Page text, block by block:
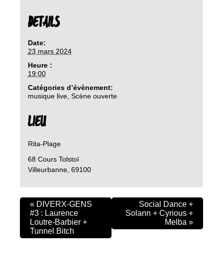
DETAILS
Date:
23 mars 2024
Heure :
19:00
Catégories d’évènement:
musique live, Scène ouverte
LIEU
Rita-Plage
68 Cours Tolstoï
Villeurbanne, 69100
« DIVERX-GENS
#3 : Laurence
Loutre-Barbier +
Tunnel Bitch
Social Dance +
Solann + Cyrious +
Melba »